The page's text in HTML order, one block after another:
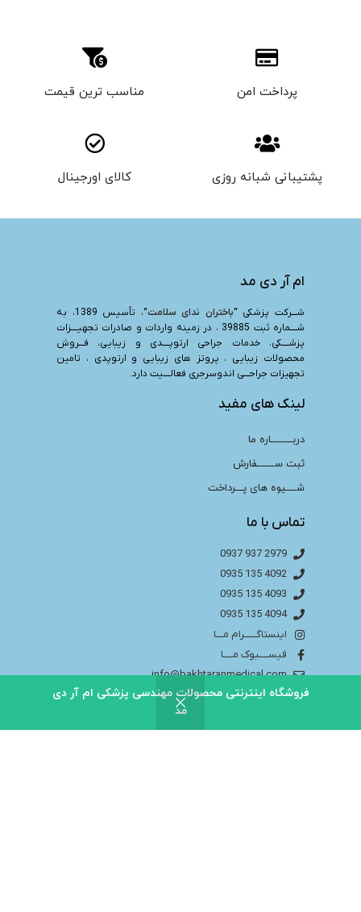
فروشگاه اینترنتی محصولات مهندسی پزشکی ام آر دی
مد
پرداخت امن مناسب ترین قیمت
پشتیبانی شبانه روزی کالای اورجینال
ام آر دی مد
شـــرکت پزشکی “باختران ندای سلامت
“، تأسیس 1389، به
شــــماره ثبت 39885 ، در زمینه واردات و صادرات تجهیــــزات
پزشــــکی، خدمات جراحی ارتوپــــدی و زیبایی، فـــروش
محصولات زیبایی ، پروتز های زیبایی و ارتوپدی ، تامین
تجهیزات جراحـــی اندوسرجری فعالــــیت دارد.
لینک های مفید
دربـــــــــاره ما
ثبت ســـــــفارش
شــــیوه های پـــرداخت
تماس با ما
2979 937 0937
4092 135 0935
4093 135 0935
4094 135 0935
اینستاگـــــرام مـــا
فیســــبوک مــــا
info@bakhtaranmedical.com